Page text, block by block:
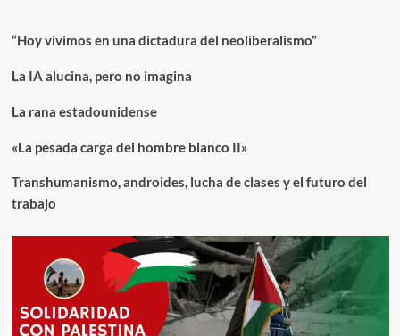
“Hoy vivimos en una dictadura del neoliberalismo”
La IA alucina, pero no imagina
La rana estadounidense
«La pesada carga del hombre blanco II»
Transhumanismo, androides, lucha de clases y el futuro del
trabajo